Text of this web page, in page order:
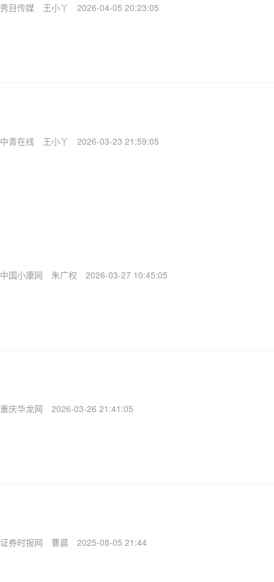
秀目传媒 王小丫 2026-04-05 20:23:05
中青在线 王小丫 2026-03-23 21:59:05
中国小康网 朱广权 2026-03-27 10:45:05
重庆华龙网 2026-03-26 21:41:05
证券时报网 曹晨 2025-08-05 21:44